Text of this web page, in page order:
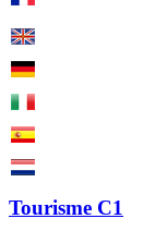
Tourisme C1